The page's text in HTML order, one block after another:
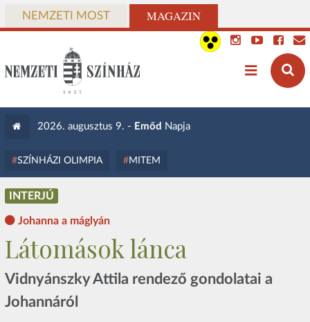
NEMZETI MOST MAGAZIN
2026. augusztus 9. - Emőd Napja
SZÍNHÁZI OLIMPIA MITEM
INTERJÚ
Johanna a máglyán
Látomások lánca
Vidnyánszky Attila rendező gondolatai a
Johannáról